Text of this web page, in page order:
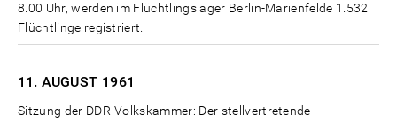
8.00 Uhr, werden im Flüchtlingslager Berlin-Marienfelde 1.532
Flüchtlinge registriert.
11. AUGUST 1961
Sitzung der DDR-Volkskammer: Der stellvertretende